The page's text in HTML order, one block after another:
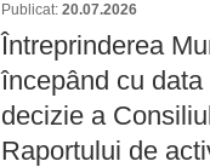
Publicat: 20.07.2026
Întreprinderea
începând cu
decizie a
Raportului de